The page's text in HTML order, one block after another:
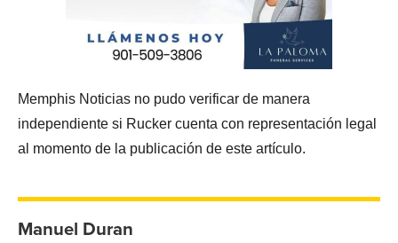
Memphis Noticias no pudo verificar de manera
independiente si Rucker cuenta con representación legal
al momento de la publicación de este artículo.
Manuel Duran